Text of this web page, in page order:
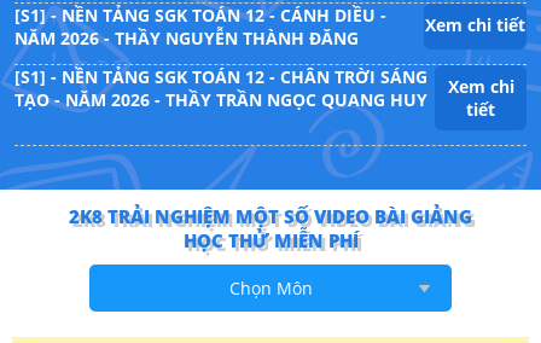
[S1] - NỀN TẢNG SGK TOÁN 12 - CÁNH DIỀU -
NĂM 2026 - THẦY NGUYỄN THÀNH ĐĂNG
Xem chi tiết
[S1] - NỀN TẢNG SGK TOÁN 12 - CHÂN TRỜI SÁNG
TẠO - NĂM 2026 - THẦY TRẦN NGỌC QUANG HUY
Xem chi
tiết
2K8 TRẢI NGHIỆM MỘT SỐ VIDEO BÀI GIẢNG
HỌC THỬ MIỄN PHÍ
Chọn Môn